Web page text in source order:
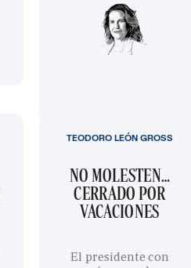
NO MOLESTEN…
CERRADO POR
VACACIONES
El presidente con
TEODORO LEÓN GROSS